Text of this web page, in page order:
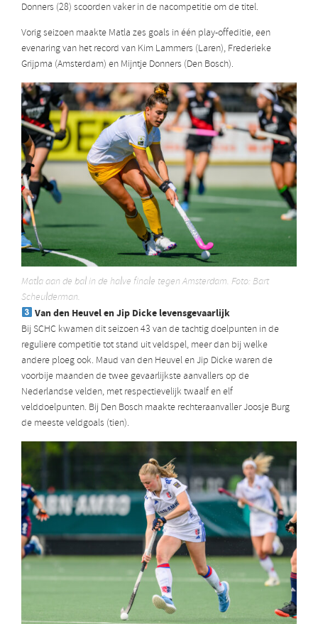
Donners (28) scoorden vaker in de nacompetitie om de titel.
Vorig seizoen maakte Matla zes goals in één play-offeditie, een
evenaring van het record van Kim Lammers (Laren), Frederieke
Grijpma (Amsterdam) en Mijntje Donners (Den Bosch).
Matla aan de bal in de halve finale tegen Amsterdam. Foto: Bart
Scheulderman.
Van den Heuvel en Jip Dicke levensgevaarlijk
Bij SCHC kwamen dit seizoen 43 van de tachtig doelpunten in de
reguliere competitie tot stand uit veldspel, meer dan bij welke
andere ploeg ook. Maud van den Heuvel en Jip Dicke waren de
voorbije maanden de twee gevaarlijkste aanvallers op de
Nederlandse velden, met respectievelijk twaalf en elf
velddoelpunten. Bij Den Bosch maakte rechteraanvaller Joosje Burg
de meeste veldgoals (tien).